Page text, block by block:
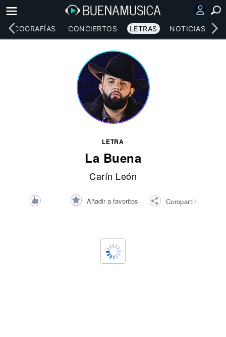
DISCOGRAFÍAS CONCIERTOS LETRAS NOTICIAS
LETRA
La Buena
Carín León
Añadir a favoritos Compartir